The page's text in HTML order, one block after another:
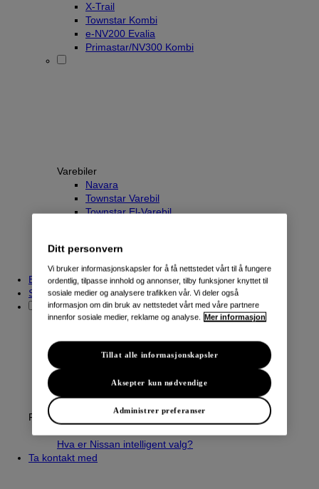
X-Trail
Townstar Kombi
e-NV200 Evalia
Primastar/NV300 Kombi
Varebiler
Navara
Townstar Varebil
Townstar El-Varebil
Primastar/NV300 Varebil
Interstar/NV400 Varebil
Beregn innbyttepris
Søk etter kjøretøy
Fordeler
Hva er Nissan intelligent valg?
Ta kontakt med
Ditt personvern
Vi bruker informasjonskapsler for å få nettstedet vårt til å fungere
ordentlig, tilpasse innhold og annonser, tilby funksjoner knyttet til
sosiale medier og analysere trafikken vår. Vi deler også
informasjon om din bruk av nettstedet vårt med våre partnere
innenfor sosiale medier, reklame og analyse. Mer informasjon
Administrer preferanser
Aksepter kun nødvendige
Tillat alle informasjonskapsler